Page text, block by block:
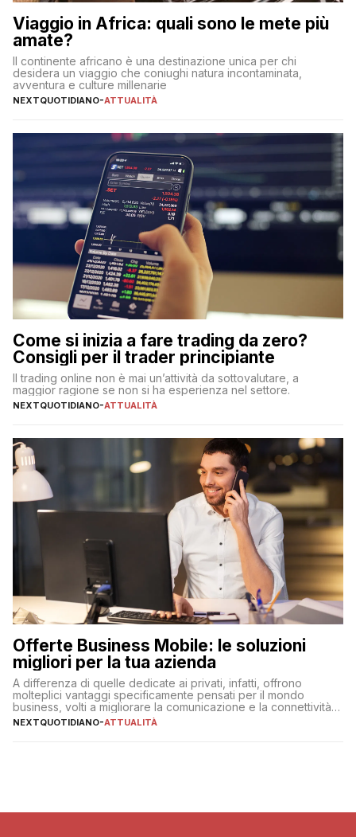
Viaggio in Africa: quali sono le mete più
amate?
Il continente africano è una destinazione unica per chi
desidera un viaggio che coniughi natura incontaminata,
avventura e culture millenarie
NEXTQUOTIDIANO-ATTUALITÀ
Come si inizia a fare trading da zero?
Consigli per il trader principiante
Il trading online non è mai un’attività da sottovalutare, a
maggior ragione se non si ha esperienza nel settore.
NEXTQUOTIDIANO-ATTUALITÀ
Offerte Business Mobile: le soluzioni
migliori per la tua azienda
A differenza di quelle dedicate ai privati, infatti, offrono
molteplici vantaggi specificamente pensati per il mondo
business, volti a migliorare la comunicazione e la connettività
degli utenti
NEXTQUOTIDIANO-ATTUALITÀ